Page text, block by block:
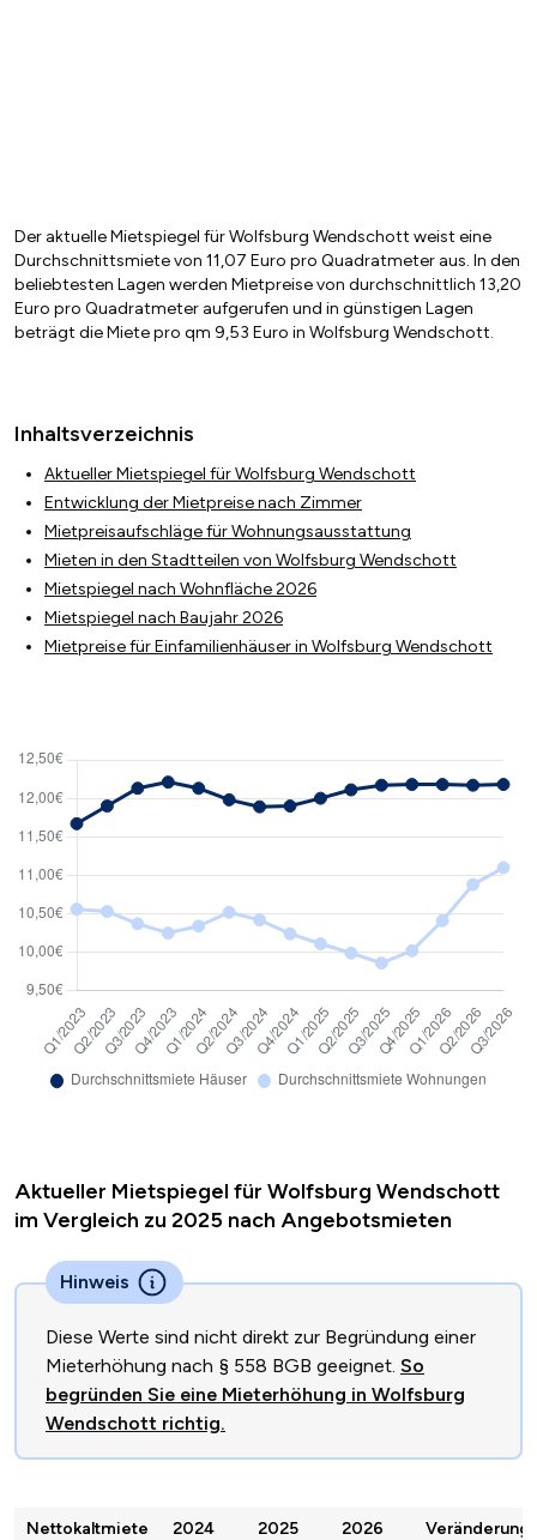
Der aktuelle Mietspiegel für Wolfsburg Wendschott weist eine
Durchschnittsmiete von 11,07 Euro pro Quadratmeter aus. In den
beliebtesten Lagen werden Mietpreise von durchschnittlich 13,20
Euro pro Quadratmeter aufgerufen und in günstigen Lagen
beträgt die Miete pro qm 9,53 Euro in Wolfsburg Wendschott.
Inhaltsverzeichnis
Aktueller Mietspiegel für Wolfsburg Wendschott
Entwicklung der Mietpreise nach Zimmer
Mietpreisaufschläge für Wohnungsausstattung
Mieten in den Stadtteilen von Wolfsburg Wendschott
Mietspiegel nach Wohnfläche 2026
Mietspiegel nach Baujahr 2026
Mietpreise für Einfamilienhäuser in Wolfsburg Wendschott
Aktueller Mietspiegel für Wolfsburg Wendschott
im Vergleich zu 2025 nach Angebotsmieten
Hinweis
Diese Werte sind nicht direkt zur Begründung einer
Mieterhöhung nach § 558 BGB geeignet. So
begründen Sie eine Mieterhöhung in Wolfsburg
Wendschott richtig.
Nettokaltmiete
2024 2025 2026
Veränderung